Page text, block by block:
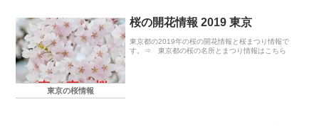
東京の桜情報
桜の開花情報 2019 東京
東京都の2019年の桜の開花情報と桜まつり情報で
す。⇒ 東京都の桜の名所とまつり情報はこちら